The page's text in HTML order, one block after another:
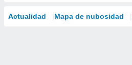
Actualidad Mapa de nubosidad